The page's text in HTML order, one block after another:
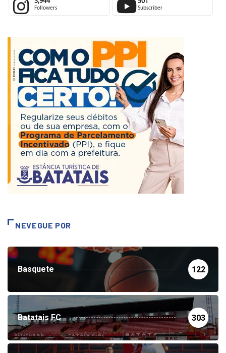
3,944 501
NEVEGUE POR
Basquete 122
Batatais FC 303